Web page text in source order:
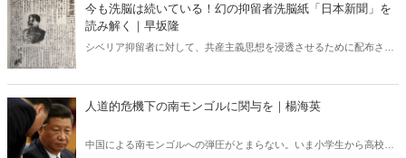
今も洗脳は続いている！幻の抑留者洗脳紙「日本新聞」を
読み解く｜早坂隆
シベリア抑留者に対して、共産主義思想を浸透させるために配布され
ていく。 日本新聞の「亡霊」は令和の時代になっても決して消えては
いない。
人道的危機下の南モンゴルに関与を｜楊海英
中国による南モンゴルへの弾圧がとまらない。いま小学生から高校生